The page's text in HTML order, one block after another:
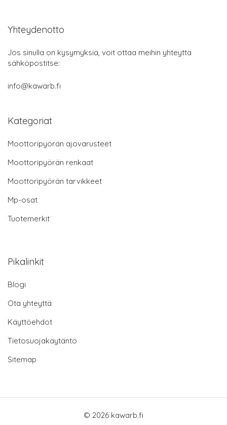
Yhteydenotto
Jos sinulla on kysymyksiä, voit ottaa meihin yhteyttä
sähköpostitse:
info@kawarb.fi
Kategoriat
Moottoripyörän ajovarusteet
Moottoripyörän renkaat
Moottoripyörän tarvikkeet
Mp-osat
Tuotemerkit
Pikalinkit
Blogi
Ota yhteyttä
Käyttöehdot
Tietosuojakäytäntö
Sitemap
© 2026 kawarb.fi